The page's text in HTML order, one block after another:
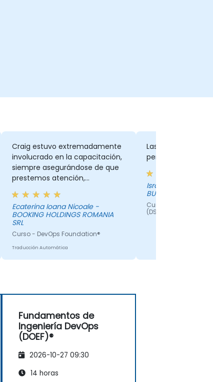
Craig estuvo extremadamente
involucrado en la capacitación,
siempre asegurándose de que
prestemos atención,
adaptando los ejemplos a
nuestras actividades diarias y
proporcionando una respuesta
cada vez que se le preguntaba,
incluso si la información no
presentación.
Ecaterina Ioana Nicoale -
BOOKING HOLDINGS ROMANIA
SRL
Curso - DevOps Foundation®
Traducción Automática
Las practicas y la
perfecta de
Israel Perez Juarez
BUSINESS NETWORK
Curso - DevSecOps
(DSOP)®
Fundamentos de
Ingeniería DevOps
(DOEF)®
2026-10-27 09:30
14 horas